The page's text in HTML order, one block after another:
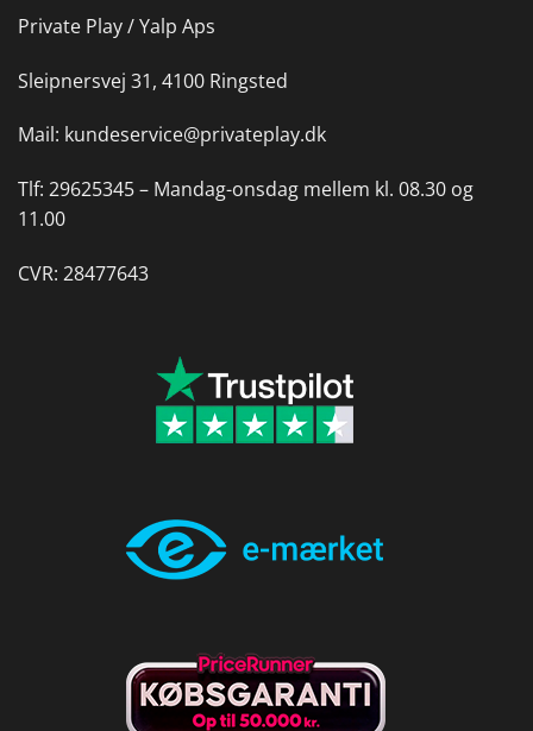
Private Play / Yalp Aps
Sleipnersvej 31, 4100 Ringsted
Mail: kundeservice@privateplay.dk
Tlf: 29625345 – Mandag-onsdag mellem kl. 08.30 og
11.00
CVR: 28477643